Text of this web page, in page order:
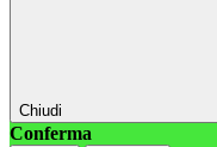
Chiudi
Conferma